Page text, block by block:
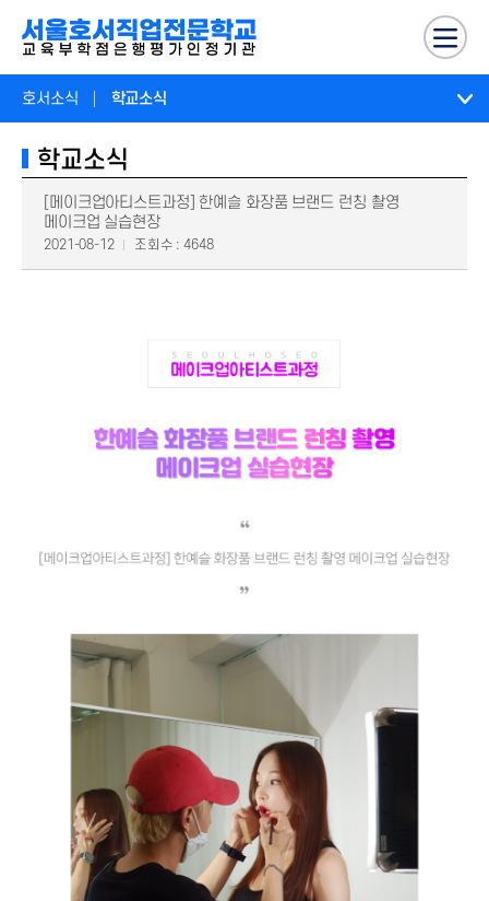
호서소식 학교소식
학교소식
[메이크업아티스트과정] 한예슬 화장품 브랜드 런칭 촬영
메이크업 실습현장
2021-08-12 조회수 : 4648